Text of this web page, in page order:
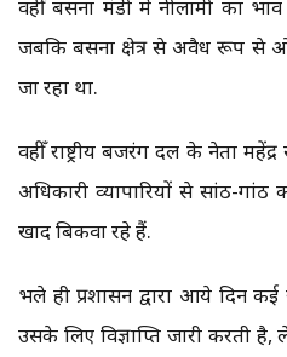
वहीँ बसना मंडी में नीलामी का
जबकि बसना क्षेत्र से अवैध रूप से
जा रहा था.
वहीँ राष्ट्रीय बजरंग दल के नेता
अधिकारी व्यापारियों से सांठ-
खाद बिकवा रहे हैं.
भले ही प्रशासन द्वारा आये दिन कई
उसके लिए विज्ञाप्ति जारी करती